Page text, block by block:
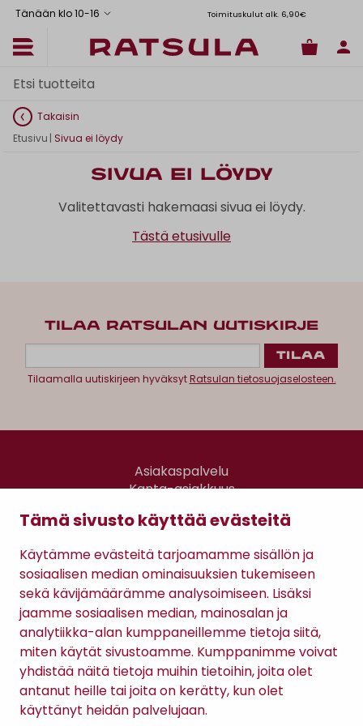
Tämä sivusto käyttää evästeitä
Käytämme evästeitä tarjoamamme sisällön ja
sosiaalisen median ominaisuuksien tukemiseen
sekä kävijämäärämme analysoimiseen. Lisäksi
jaamme sosiaalisen median, mainosalan ja
analytiikka-alan kumppaneillemme tietoja siitä,
miten käytät sivustoamme. Kumppanimme voivat
yhdistää näitä tietoja muihin tietoihin, joita olet
antanut heille tai joita on kerätty, kun olet
käyttänyt heidän palvelujaan.
Tänään klo 10-16 Toimituskulut alk. 6,90€
Takaisin
Etusivu | Sivua ei löydy
Sivua ei löydy
Valitettavasti hakemaasi sivua ei löydy.
Tästä etusivulle
TILAA RATSULAN UUTISKIRJE
Tilaamalla uutiskirjeen hyväksytRatsulan tietosuojaselosteen.
Asiakaspalvelu
Kanta-asiakkuus
Gomee Ratsula Café
Sopimusehdot
Tietosuojaseloste
Maksutavat